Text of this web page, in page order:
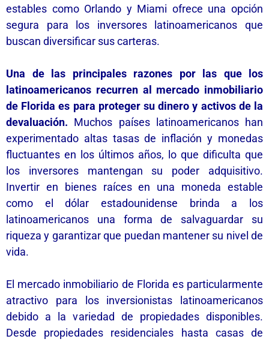
estables como Orlando y Miami ofrece una opción
segura para los inversores latinoamericanos que
buscan diversificar sus carteras.
Una de las principales razones por las que los
latinoamericanos recurren al mercado inmobiliario
de Florida es para proteger su dinero y activos de la
devaluación. Muchos países latinoamericanos han
experimentado altas tasas de inflación y monedas
fluctuantes en los últimos años, lo que dificulta que
los inversores mantengan su poder adquisitivo.
Invertir en bienes raíces en una moneda estable
como el dólar estadounidense brinda a los
latinoamericanos una forma de salvaguardar su
riqueza y garantizar que puedan mantener su nivel de
vida.
El mercado inmobiliario de Florida es particularmente
atractivo para los inversionistas latinoamericanos
debido a la variedad de propiedades disponibles.
Desde propiedades residenciales hasta casas de